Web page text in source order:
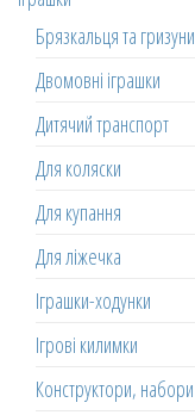
Брязкальця та гризуни
Двомовні іграшки
Дитячий транспорт
Для коляски
Для купання
Для ліжечка
Іграшки-ходунки
Ігрові килимки
Конструктори, набори